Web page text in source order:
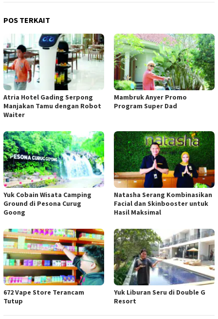
POS TERKAIT
Atria Hotel Gading Serpong
Manjakan Tamu dengan Robot
Waiter
Mambruk Anyer Promo
Program Super Dad
Yuk Cobain Wisata Camping
Ground di Pesona Curug
Goong
Natasha Serang Kombinasikan
Facial dan Skinbooster untuk
Hasil Maksimal
672 Vape Store Terancam
Tutup
Yuk Liburan Seru di Double G
Resort